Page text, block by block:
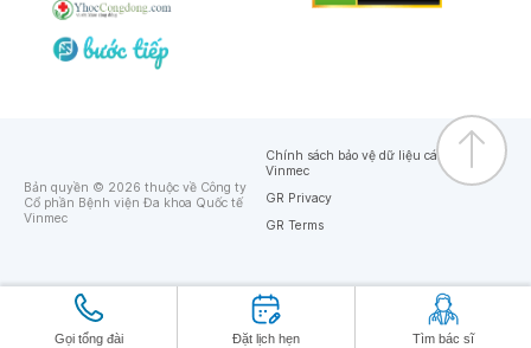
Gọi tổng đài Đặt lịch hẹn Tìm bác sĩ
Bản quyền © 2026 thuộc về Công ty
Cổ phần Bệnh viện Đa khoa Quốc tế
Vinmec
Chính sách bảo vệ dữ liệu cá nhân của
Vinmec
GR Privacy
GR Terms